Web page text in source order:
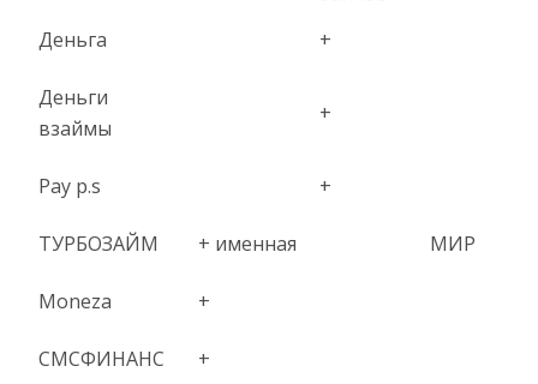
Деньга
+
Деньги
взаймы
+
Pay p.s +
ТУРБОЗАЙМ + именная МИР
Moneza +
СМСФИНАНС +